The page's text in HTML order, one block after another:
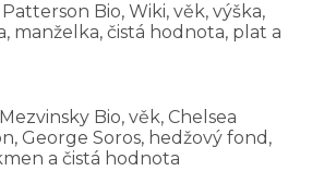
Bio, Wiki, věk, výška,
manželka, čistá hodnota, plat a
Bio, věk, Chelsea
George Soros, hedžový fond,
a čistá hodnota